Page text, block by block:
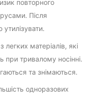
повторного
Після
легких матеріалів, які
при тривалому носінні.
та знімаються.
одноразових